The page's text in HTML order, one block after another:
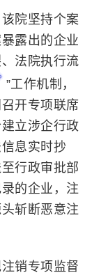
院坚持个案
露出的企业
法院执行流
”工作机制，
开专项联席
立涉企行政
息实时抄
行政审批部
的企业，注
斩断恶意注
销专项监督